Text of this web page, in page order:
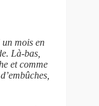
un mois en
Là-bas,
et comme